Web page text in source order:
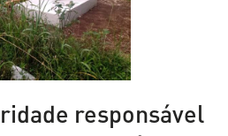
responsável